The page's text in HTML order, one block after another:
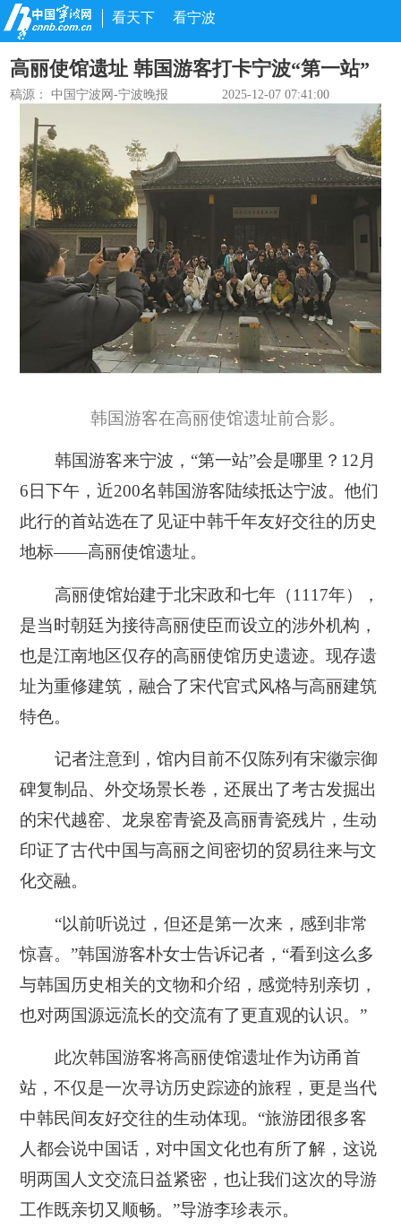
看天下 看宁波
高丽使馆遗址 韩国游客打卡宁波“第一站”
稿源：中国宁波网-宁波晚报 2025-12-07 07:41:00
韩国游客在高丽使馆遗址前合影。
韩国游客来宁波，“第一站”会是哪里？12月
6日下午，近200名韩国游客陆续抵达宁波。他们
此行的首站选在了见证中韩千年友好交往的历史
地标——高丽使馆遗址。
高丽使馆始建于北宋政和七年（1117年），
是当时朝廷为接待高丽使臣而设立的涉外机构，
也是江南地区仅存的高丽使馆历史遗迹。现存遗
址为重修建筑，融合了宋代官式风格与高丽建筑
特色。
记者注意到，馆内目前不仅陈列有宋徽宗御
碑复制品、外交场景长卷，还展出了考古发掘出
的宋代越窑、龙泉窑青瓷及高丽青瓷残片，生动
印证了古代中国与高丽之间密切的贸易往来与文
化交融。
“以前听说过，但还是第一次来，感到非常
惊喜。”韩国游客朴女士告诉记者，“看到这么多
与韩国历史相关的文物和介绍，感觉特别亲切，
也对两国源远流长的交流有了更直观的认识。”
此次韩国游客将高丽使馆遗址作为访甬首
站，不仅是一次寻访历史踪迹的旅程，更是当代
中韩民间友好交往的生动体现。“旅游团很多客
人都会说中国话，对中国文化也有所了解，这说
明两国人文交流日益紧密，也让我们这次的导游
工作既亲切又顺畅。”导游李珍表示。